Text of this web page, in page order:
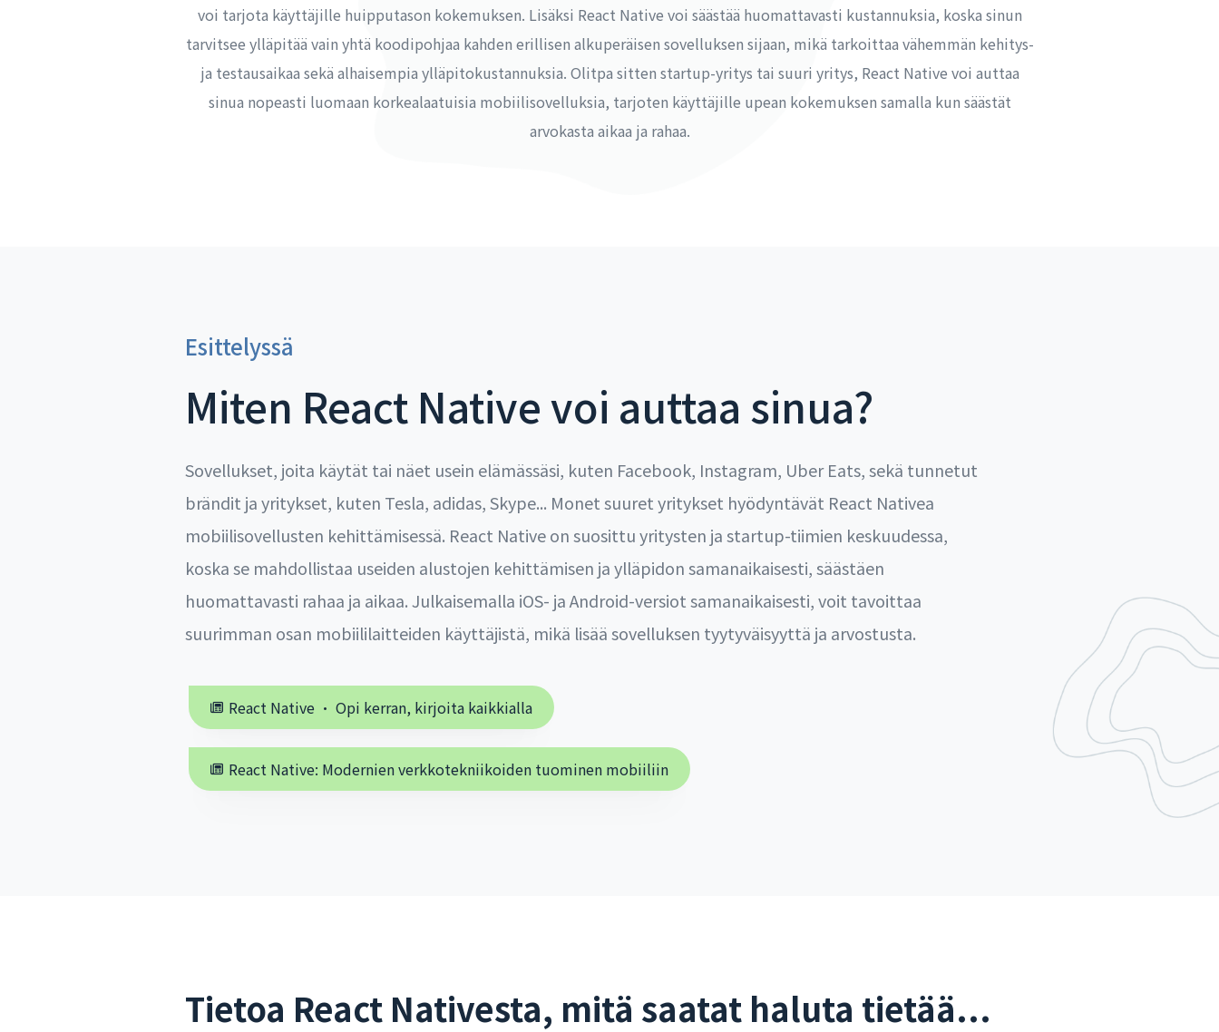
voi tarjota käyttäjille huipputason kokemuksen. Lisäksi React Native voi säästää huomattavasti kustannuksia, koska sinun
tarvitsee ylläpitää vain yhtä koodipohjaa kahden erillisen alkuperäisen sovelluksen sijaan, mikä tarkoittaa vähemmän kehitys-
ja testausaikaa sekä alhaisempia ylläpitokustannuksia. Olitpa sitten startup-yritys tai suuri yritys, React Native voi auttaa
sinua nopeasti luomaan korkealaatuisia mobiilisovelluksia, tarjoten käyttäjille upean kokemuksen samalla kun säästät
arvokasta aikaa ja rahaa.
Esittelyssä
Miten React Native voi auttaa sinua?
Sovellukset, joita käytät tai näet usein elämässäsi, kuten Facebook, Instagram, Uber Eats, sekä tunnetut
brändit ja yritykset, kuten Tesla, adidas, Skype... Monet suuret yritykset hyödyntävät React Nativea
mobiilisovellusten kehittämisessä. React Native on suosittu yritysten ja startup-tiimien keskuudessa,
koska se mahdollistaa useiden alustojen kehittämisen ja ylläpidon samanaikaisesti, säästäen
huomattavasti rahaa ja aikaa. Julkaisemalla iOS- ja Android-versiot samanaikaisesti, voit tavoittaa
suurimman osan mobiililaitteiden käyttäjistä, mikä lisää sovelluksen tyytyväisyyttä ja arvostusta.
React Native · Opi kerran, kirjoita kaikkialla
React Native: Modernien verkkotekniikoiden tuominen mobiiliin
Tietoa React Nativesta, mitä saatat haluta tietää...